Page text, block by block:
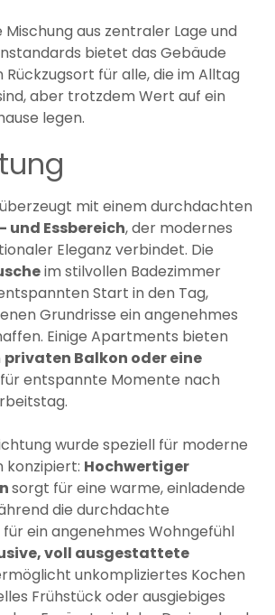
Mischung aus zentraler Lage und
bietet das Gebäude
für alle, die im Alltag
aber trotzdem Wert auf ein
legen.
mit einem durchdachten
und Essbereich, der modernes
Eleganz verbindet. Die
im stilvollen Badezimmer
Start in den Tag,
Grundrisse ein angenehmes
Einige Apartments bieten
privaten Balkon oder eine
entspannte Momente nach
wurde speziell für moderne
konzipiert: Hochwertiger
sorgt für eine warme, einladende
die durchdachte
ein angenehmes Wohngefühl
voll ausgestattete
unkompliziertes Kochen
Frühstück oder ausgiebiges